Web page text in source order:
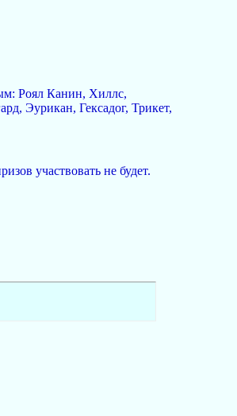
Роял Канин, Хиллс,
Эурикан, Гексадог, Трикет,
участвовать не будет.